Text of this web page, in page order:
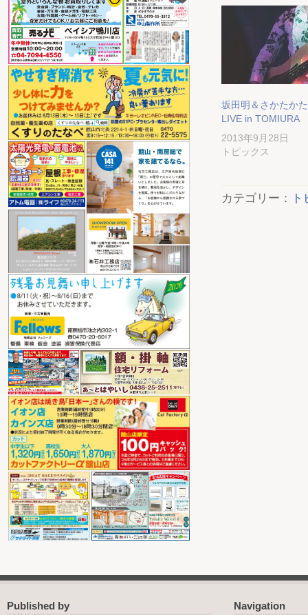
坂田明＆さかたか
LIVE in TOMIURA
2013年9月28日
トピックス
カテゴリー：
Published by Navigation